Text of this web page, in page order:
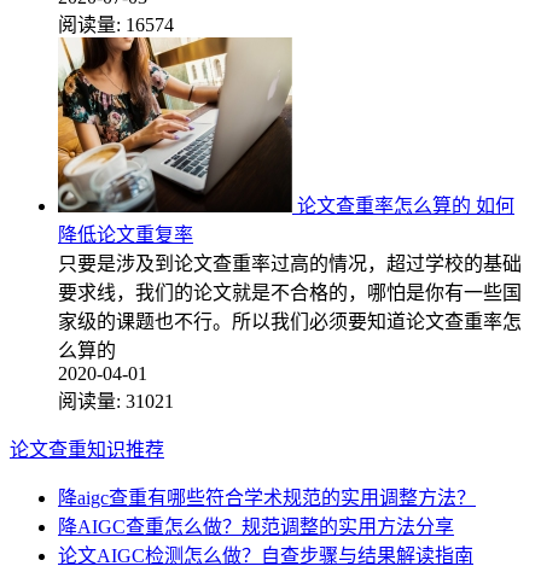
阅读量: 16574
论文查重率怎么算的 如何
降低论文重复率
只要是涉及到论文查重率过高的情况，超过学校的基础
要求线，我们的论文就是不合格的，哪怕是你有一些国
家级的课题也不行。所以我们必须要知道论文查重率怎
么算的
2020-04-01
阅读量: 31021
论文查重知识推荐
降aigc查重有哪些符合学术规范的实用调整方法？
降AIGC查重怎么做？规范调整的实用方法分享
论文AIGC检测怎么做？自查步骤与结果解读指南